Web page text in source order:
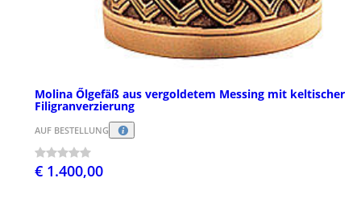
Molina Őlgefäß aus vergoldetem Messing mit keltischer
Filigranverzierung
AUF BESTELLUNG
€ 1.400,00